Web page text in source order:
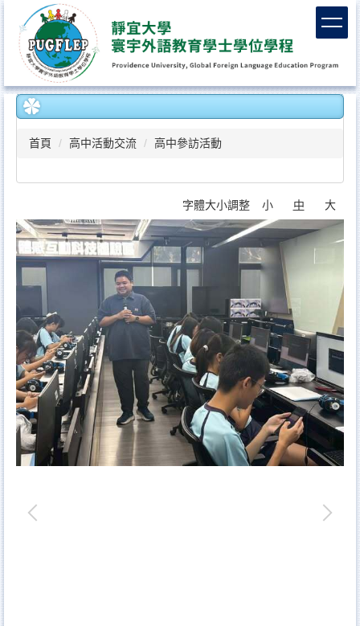
容
區
首頁 高中活動交流 高中參訪活動
字體大小調整 小 中 大